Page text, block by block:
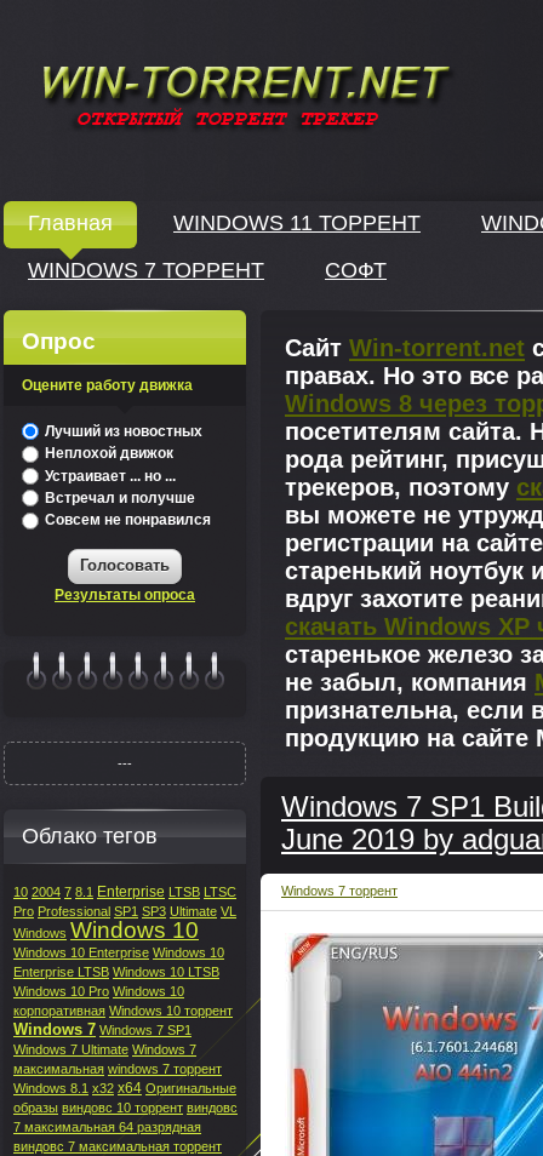
Главная WINDOWS 11 ТОРРЕНТ
WINDOWS 7 ТОРРЕНТ
СОФТ
Сайт Win-torrent.net
правах. Но это все
Windows 8 через
посетителям сайта.
рода рейтинг,
трекеров, поэтому
вы можете не
регистрации на
старенький
вдруг захотите
скачать Windows XP
старенькое железо
не забыл, компания
признательна, если
продукцию на сайте
Windows 7 SP1
June 2019 by
Windows 7 торрент
Опрос
Оцените работу движка
Лучший из новостных
Неплохой движок
Устраивает ... но ...
Встречал и получше
Совсем не понравился
Голосовать
Результаты опроса
---
Облако тегов
10 2004 7 8.1 Enterprise LTSB LTSC
Pro Professional SP1 SP3 Ultimate VL
Windows Windows 10
Windows 10 Enterprise Windows 10
Enterprise LTSB Windows 10 LTSB
Windows 10 Pro Windows 10
корпоративная Windows 10 торрент
Windows 7 Windows 7 SP1
Windows 7 Ultimate Windows 7
максимальная windows 7 торрент
Windows 8.1 x32 x64 Оригинальные
образы виндовс 10 торрент виндовс
7 максимальная 64 разрядная
виндовс 7 максимальная торрент